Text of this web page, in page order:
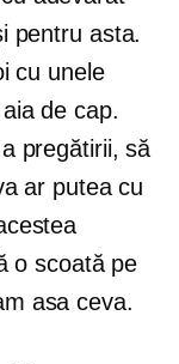
pentru asta.
cu unele
de cap.
pregătirii, să
ar putea cu
o scoată pe
asa ceva.